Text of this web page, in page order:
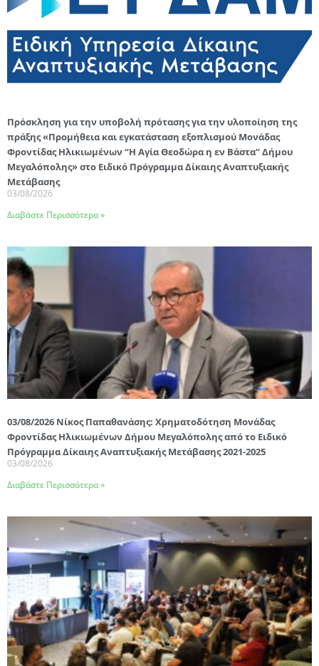
Πρόσκληση για την υποβολή πρότασης για την υλοποίηση της
πράξης «Προμήθεια και εγκατάσταση εξοπλισμού Μονάδας
Φροντίδας Ηλικιωμένων “Η Αγία Θεοδώρα η εν Βάστα” Δήμου
Μεγαλόπολης» στο Ειδικό Πρόγραμμα Δίκαιης Αναπτυξιακής
Μετάβασης
03/08/2026
Διαβάστε Περισσότερα »
03/08/2026 Νίκος Παπαθανάσης: Χρηματοδότηση Μονάδας
Φροντίδας Ηλικιωμένων Δήμου Μεγαλόπολης από το Ειδικό
Πρόγραμμα Δίκαιης Αναπτυξιακής Μετάβασης 2021-2025
03/08/2026
Διαβάστε Περισσότερα »